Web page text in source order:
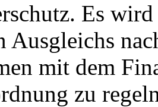
Es
Ausgleichs
mit dem
zu